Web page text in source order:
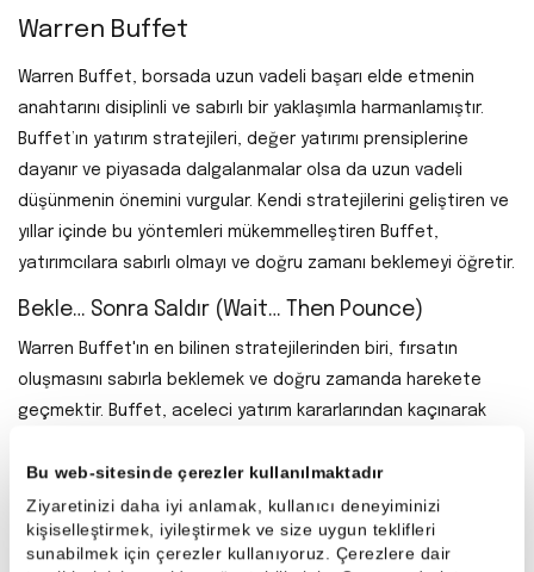
Bu web-sitesinde çerezler kullanılmaktadır
Ziyaretinizi daha iyi anlamak, kullanıcı deneyiminizi
kişiselleştirmek, iyileştirmek ve size uygun teklifleri
sunabilmek için çerezler kullanıyoruz. Çerezlere dair
Warren Buffet
Warren Buffet, borsada uzun vadeli başarı elde etmenin
anahtarını disiplinli ve sabırlı bir yaklaşımla harmanlamıştır.
Buffet’ın yatırım stratejileri, değer yatırımı prensiplerine
dayanır ve piyasada dalgalanmalar olsa da uzun vadeli
düşünmenin önemini vurgular. Kendi stratejilerini geliştiren ve
yıllar içinde bu yöntemleri mükemmelleştiren Buffet,
yatırımcılara sabırlı olmayı ve doğru zamanı beklemeyi öğretir.
Bekle… Sonra Saldır (Wait… Then Pounce)
Warren Buffet'ın en bilinen stratejilerinden biri, fırsatın
oluşmasını sabırla beklemek ve doğru zamanda harekete
geçmektir. Buffet, aceleci yatırım kararlarından kaçınarak
zamanı kollamayı tercih eder.
Ona göre, her fırsat değerlendirilmeye değmez; en doğru
fırsatı beklemek daha büyük getiriler sağlayabilir. Yatırım